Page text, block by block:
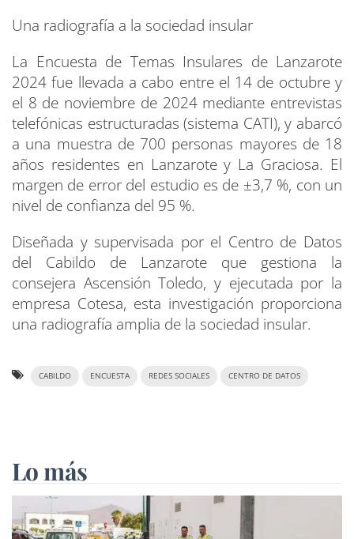
Una radiografía a la sociedad insular
La Encuesta de Temas Insulares de Lanzarote
2024 fue llevada a cabo entre el 14 de octubre y
el 8 de noviembre de 2024 mediante entrevistas
telefónicas estructuradas (sistema CATI), y abarcó
a una muestra de 700 personas mayores de 18
años residentes en Lanzarote y La Graciosa. El
margen de error del estudio es de ±3,7 %, con un
nivel de confianza del 95 %.
Diseñada y supervisada por el Centro de Datos
del Cabildo de Lanzarote que gestiona la
consejera Ascensión Toledo, y ejecutada por la
empresa Cotesa, esta investigación proporciona
una radiografía amplia de la sociedad insular.
CABILDO ENCUESTA REDES SOCIALES CENTRO DE DATOS
Lo más